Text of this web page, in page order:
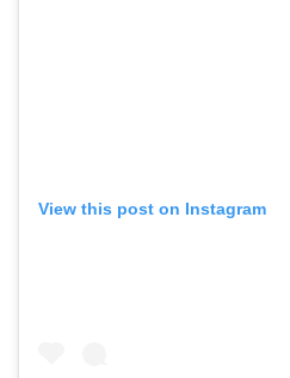
View this post on Instagram